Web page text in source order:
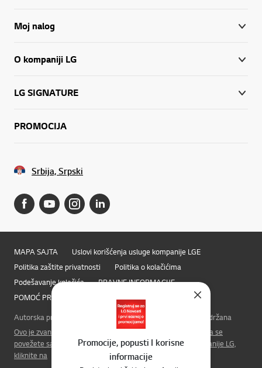
Moj nalog
O kompaniji LG
LG SIGNATURE
PROMOCIJA
Srbija, Srpski
MAPA SAJTA
Uslovi korišćenja usluge kompanije LGE
Politika zaštite privatnosti
Politika o kolačićima
Podešavanje kolačića
PRAVNE INFORMACIJE
POMOĆ PRILIKOM PRISTUPA
LG Privacy
Autorska prava © 2009-2025 LG Electronics. Sva prava zadržana
Ovo je zvanična početna strana LG Electronics'. Ako želite da se
povežete sa LG Corp. ili drugim povezanim društvima kompanije LG,
kliknite na
Promocije, popusti I korisne
informacije